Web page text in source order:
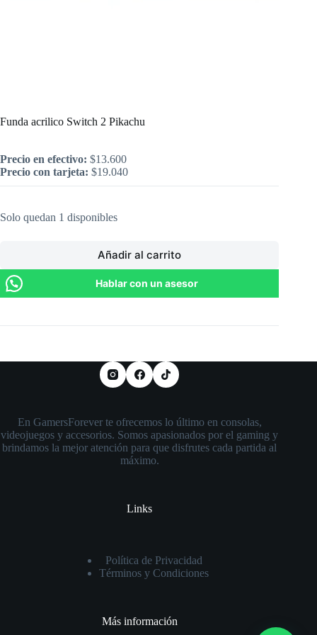
Funda acrilico Switch 2 Pikachu
Precio en efectivo: $13.600
Precio con tarjeta: $19.040
Solo quedan 1 disponibles
Añadir al carrito
Hablar con un asesor
En GamersForever te ofrecemos lo último en consolas,
videojuegos y accesorios. Somos apasionados por el gaming y
brindamos la mejor atención para que disfrutes cada partida al
máximo.
Links
Política de Privacidad
Términos y Condiciones
Más información